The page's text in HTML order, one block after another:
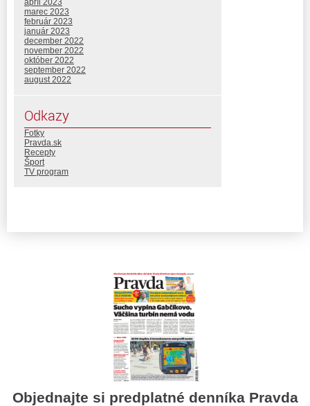
apríl 2023
marec 2023
február 2023
január 2023
december 2022
november 2022
október 2022
september 2022
august 2022
Odkazy
Fotky
Pravda.sk
Recepty
Šport
TV program
Objednajte si predplatné denníka Pravda